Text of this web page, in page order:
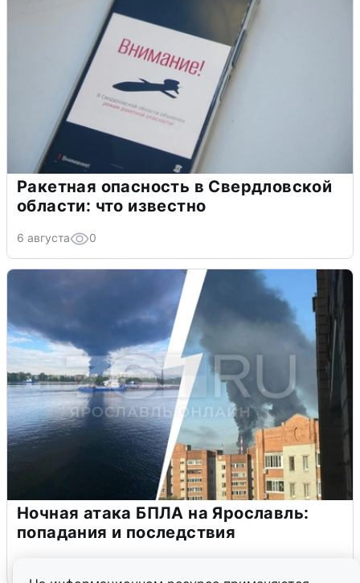
Ракетная опасность в Свердловской
области: что известно
6 августа 0
Ночная атака БПЛА на Ярославль:
попадания и последствия